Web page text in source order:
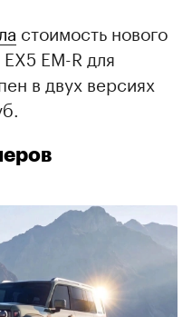
стоимость нового
EM-R для
в двух версиях